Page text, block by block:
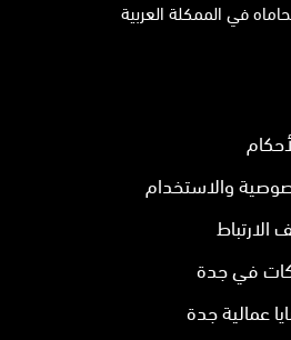
في المحاماه في الممكلة العربية
والاستخدام
الارتباط
في جدة
عمالية جدة